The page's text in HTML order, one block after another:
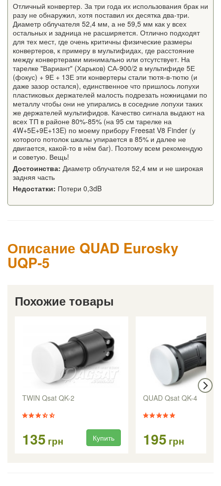
Отличный конвертер. За три года их использования брак ни
разу не обнаружил, хотя поставил их десятка два-три.
Диаметр облучателя 52,4 мм, а не 59,5 мм как у всех
остальных и задница не расширяется. Отлично подходят
для тех мест, где очень критичны физические размеры
конвертеров, к примеру в мультифидах, где расстояние
между конвертерами минимально или отсутствует. На
тарелке "Вариант" (Харьков) СА-900/2 в мультифиде 5Е
(фокус) + 9Е + 13Е эти конвертеры стали тютя-в-тютю (и
даже зазор остался), единственное что пришлось лопухи
пластиковых держателей малость подрезать ножницами по
металлу чтобы они не упирались в соседние лопухи таких
же держателей мультифидов. Качество сигнала выдают на
всех ТП в районе 80%-85% (на 95 см тарелке на
4W+5E+9E+13E) по моему прибору Freesat V8 Finder (у
которого потолок шкалы упирается в 85% и далее не
двигается, какой-то в нём баг). Поэтому всем рекомендую
и советую. Вещь!
Достоинства: Диаметр облучателя 52,4 мм и не широкая
задняя часть
Недостатки: Потери 0,3dB
Описание QUAD Eurosky
UQP-5
Похожие товары
TWIN Qsat QK-2
135 грн Купить
QUAD Qsat QK-4
195 грн